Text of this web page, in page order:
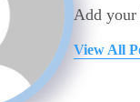
Add
View All